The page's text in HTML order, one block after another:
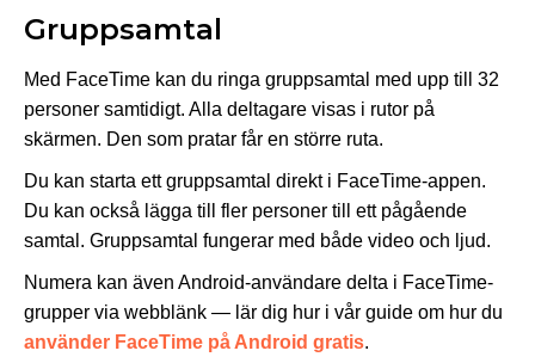
Gruppsamtal
Med FaceTime kan du ringa gruppsamtal med upp till 32
personer samtidigt. Alla deltagare visas i rutor på
skärmen. Den som pratar får en större ruta.
Du kan starta ett gruppsamtal direkt i FaceTime-appen.
Du kan också lägga till fler personer till ett pågående
samtal. Gruppsamtal fungerar med både video och ljud.
Numera kan även Android-användare delta i FaceTime-
grupper via webblänk — lär dig hur i vår guide om hur du
använder FaceTime på Android gratis.